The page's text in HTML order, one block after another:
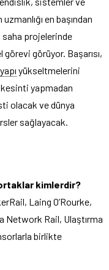
en başından
saha projelerinde
görüyor. Başarısı,
yükseltmelerini
yapmadan
olacak ve dünya
sağlayacak.
kimlerdir?
Laing O’Rourke,
Network Rail, Ulaştırma
birlikte